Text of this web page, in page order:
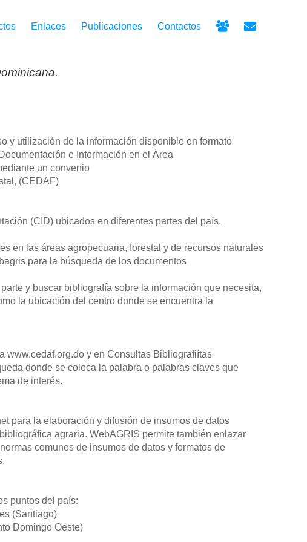
Enlaces Publicaciones Contactos
y utilización de la información disponible en formato
e Información en el Área
un convenio
(CEDAF)
(CID) ubicados en diferentes partes del país.
en las áreas agropecuaria, forestal y de recursos naturales
para la búsqueda de los documentos
y buscar bibliografía sobre la información que necesita,
la ubicación del centro donde se encuentra la
www.cedaf.org.do y en Consultas Bibliografiítas
donde se coloca la palabra o palabras claves que
de interés.
para la elaboración y difusión de insumos de datos
agraria. WebAGRIS permite también enlazar
comunes de insumos de datos y formatos de
puntos del país:
(Santiago)
Domingo Oeste)